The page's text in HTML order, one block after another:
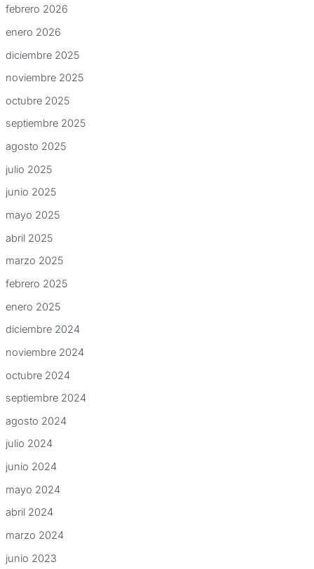
febrero 2026
enero 2026
diciembre 2025
noviembre 2025
octubre 2025
septiembre 2025
agosto 2025
julio 2025
junio 2025
mayo 2025
abril 2025
marzo 2025
febrero 2025
enero 2025
diciembre 2024
noviembre 2024
octubre 2024
septiembre 2024
agosto 2024
julio 2024
junio 2024
mayo 2024
abril 2024
marzo 2024
junio 2023